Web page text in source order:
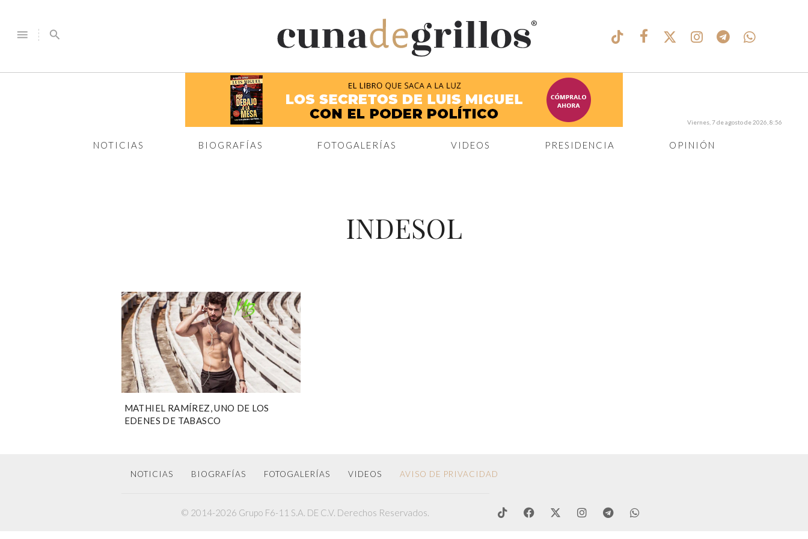
menu search
®
NOTICIAS BIOGRAFÍAS FOTOGALERÍAS VIDEOS PRESIDENCIA OPINIÓN
Viernes, 7 de agosto de 2026, 8:56
INDESOL
MATHIEL RAMÍREZ, UNO DE LOS
EDENES DE TABASCO
NOTICIAS BIOGRAFÍAS FOTOGALERÍAS VIDEOS AVISO DE PRIVACIDAD
© 2014-2026 Grupo F6-11 S.A. DE C.V. Derechos Reservados.